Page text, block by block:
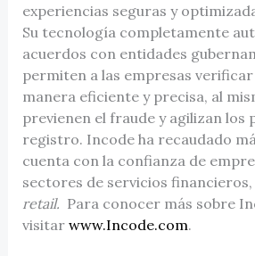
experiencias seguras y
Su tecnología completamente
acuerdos con entidades
permiten a las empresas
manera eficiente y precisa, al
previenen el fraude y agilizan los
registro. Incode ha recaudado
cuenta con la confianza de
sectores de servicios
retail. Para conocer más sobre
visitar www.Incode.com.